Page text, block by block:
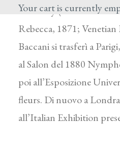
Your cart is currently
Academy (Dante at
Rebecca, 1871;
Baccani si trasferì a
al Salon del 1880
poi all’Esposizione
fleurs. Di nuovo a
all’Italian Exhibition